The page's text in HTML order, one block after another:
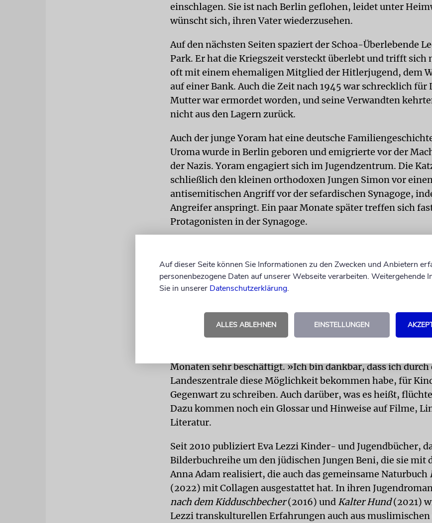
einschlagen. Sie ist nach Berlin geflohen, leidet unter
wünscht sich, ihren Vater wiederzusehen.
Auf den nächsten Seiten spaziert der Schoa-Überlebende
Park. Er hat die Kriegszeit versteckt überlebt und trifft sich
oft mit einem ehemaligen Mitglied der Hitlerjugend, dem
auf einer Bank. Auch die Zeit nach 1945 war schrecklich für
Mutter war ermordet worden, und seine Verwandten
nicht aus den Lagern zurück.
Auch der junge Yoram hat eine deutsche
Uroma wurde in Berlin geboren und emigrierte vor der
der Nazis. Yoram engagiert sich im Jugendzentrum. Die
schließlich den kleinen orthodoxen Jungen Simon vor
antisemitischen Angriff vor der sefardischen Synagoge,
Angreifer anspringt. Ein paar Monate später treffen sich
Protagonisten in der Synagoge.
Handlung übersichtlich, und der Leser fiebert mit, ob sich
Yoram wiederfinden und ob sich Natalia weiter mit dem
verabreden darf, dessen Eltern als sogenannte
diesem Büchlein sind fiktiv, wenn auch inspiriert von der
uns täglich umgibt«, so Lezzi.
Monaten sehr beschäftigt. »Ich bin dankbar, dass ich durch
Landeszentrale diese Möglichkeit bekommen habe, für
Gegenwart zu schreiben. Auch darüber, was es heißt,
Dazu kommen noch ein Glossar und Hinweise auf Filme,
Literatur.
Seit 2010 publiziert Eva Lezzi Kinder- und Jugendbücher,
Bilderbuchreihe um den jüdischen Jungen Beni, die sie mit
Anna Adam realisiert, die auch das gemeinsame Naturbuch
(2022) mit Collagen ausgestattet hat. In ihren
nach dem Kidduschbecher(2016) und Kalter Hund(2021)
Lezzi transkulturellen Erfahrungen auch aus
Auf dieser Seite können Sie Informationen zu den Zwecken und Anbietern
personenbezogene Daten auf unserer Webseite verarbeiten. Weitergehende
Sie in unserer Datenschutzerklärung.
ALLES ABLEHNEN EINSTELLUNGEN